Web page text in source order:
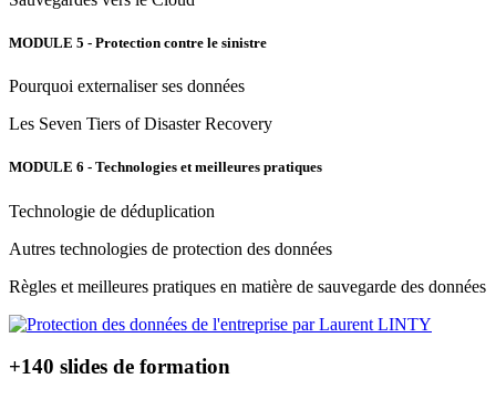
MODULE 5 - Protection contre le sinistre
Pourquoi externaliser ses données
Les Seven Tiers of Disaster Recovery
MODULE 6 - Technologies et meilleures pratiques
Technologie de déduplication
Autres technologies de protection des données
Règles et meilleures pratiques en matière de sauvegarde des données
+140 slides de formation